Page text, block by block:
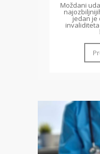
Moždani
jedan je